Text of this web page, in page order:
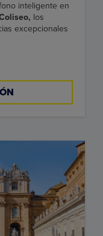
inteligente en
los
excepcionales